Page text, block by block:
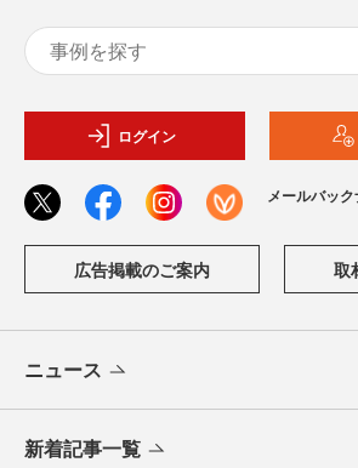
ログイン
メールバッ
広告掲載のご案内 取
ニュース
新着記事一覧